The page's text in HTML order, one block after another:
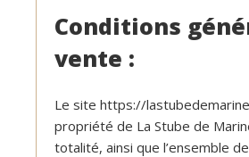
Conditions
vente :
Le site https://
propriété de La Stube de
totalité, ainsi que l’ensemble